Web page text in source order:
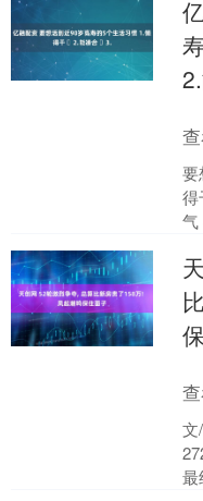
主
要
得
气
文
最